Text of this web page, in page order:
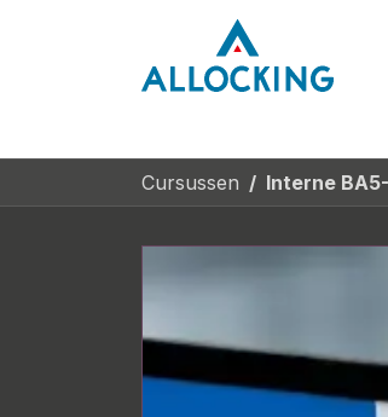
Cursussen Interne